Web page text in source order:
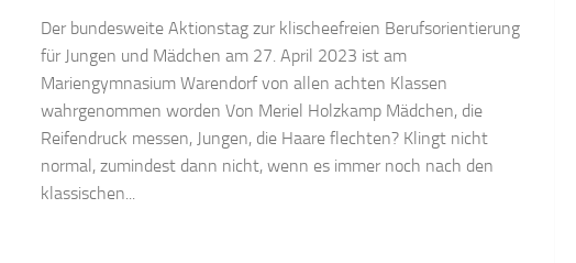
Der bundesweite Aktionstag zur klischeefreien Berufsorientierung
für Jungen und Mädchen am 27. April 2023 ist am
Mariengymnasium Warendorf von allen achten Klassen
wahrgenommen worden Von Meriel Holzkamp Mädchen, die
Reifendruck messen, Jungen, die Haare flechten? Klingt nicht
normal, zumindest dann nicht, wenn es immer noch nach den
klassischen...